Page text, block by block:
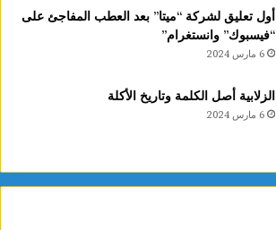
أول تعليق لشركة “ميتا” بعد العطب المفاجئ على
“فيسبوك” وانستغرام”
6 مارس 2024
الزلابية أصل الكلمة وتاريخ الأكلة
6 مارس 2024